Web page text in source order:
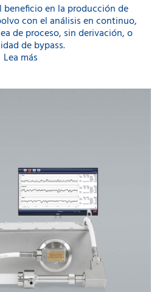
beneficio en la producción de
con el análisis en continuo,
de proceso, sin derivación, o
de bypass.
Lea más